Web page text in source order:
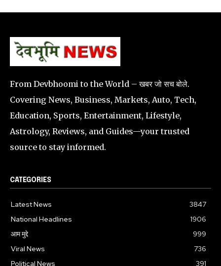
From Devbhoomi to the World – खबर जो सच बोले.
Covering News, Business, Markets, Auto, Tech,
Education, Sports, Entertainment, Lifestyle,
Astrology, Reviews, and Guides—your trusted
source to stay informed.
CATEGORIES
Latest News
3847
National Headlines
1906
आम मुद्दे
999
Viral News
736
Political News
391